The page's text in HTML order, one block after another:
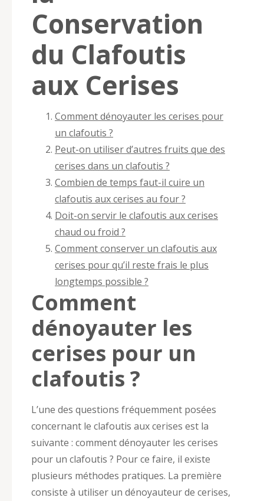
Conservation
du Clafoutis
aux Cerises
Comment dénoyauter les cerises pour
un clafoutis ?
Peut-on utiliser d’autres fruits que des
cerises dans un clafoutis ?
Combien de temps faut-il cuire un
clafoutis aux cerises au four ?
Doit-on servir le clafoutis aux cerises
chaud ou froid ?
Comment conserver un clafoutis aux
cerises pour qu’il reste frais le plus
longtemps possible ?
Comment
dénoyauter les
cerises pour un
clafoutis ?
L’une des questions fréquemment posées
concernant le clafoutis aux cerises est la
suivante : comment dénoyauter les cerises
pour un clafoutis ? Pour ce faire, il existe
plusieurs méthodes pratiques. La première
consiste à utiliser un dénoyauteur de cerises,